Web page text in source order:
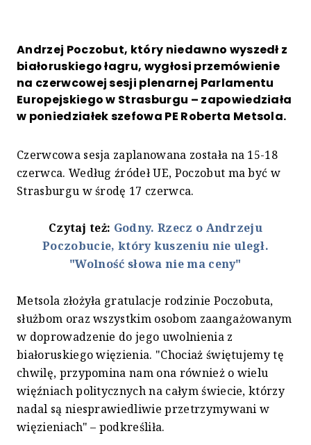
Andrzej Poczobut, który niedawno wyszedł z
białoruskiego łagru, wygłosi przemówienie
na czerwcowej sesji plenarnej Parlamentu
Europejskiego w Strasburgu – zapowiedziała
w poniedziałek szefowa PE Roberta Metsola.
Czerwcowa sesja zaplanowana została na 15-18
czerwca. Według źródeł UE, Poczobut ma być w
Strasburgu w środę 17 czerwca.
Czytaj też: Godny. Rzecz o Andrzeju
Poczobucie, który kuszeniu nie uległ.
"Wolność słowa nie ma ceny"
Metsola złożyła gratulacje rodzinie Poczobuta,
służbom oraz wszystkim osobom zaangażowanym
w doprowadzenie do jego uwolnienia z
białoruskiego więzienia. "Chociaż świętujemy tę
chwilę, przypomina nam ona również o wielu
więźniach politycznych na całym świecie, którzy
nadal są niesprawiedliwie przetrzymywani w
więzieniach" – podkreśliła.